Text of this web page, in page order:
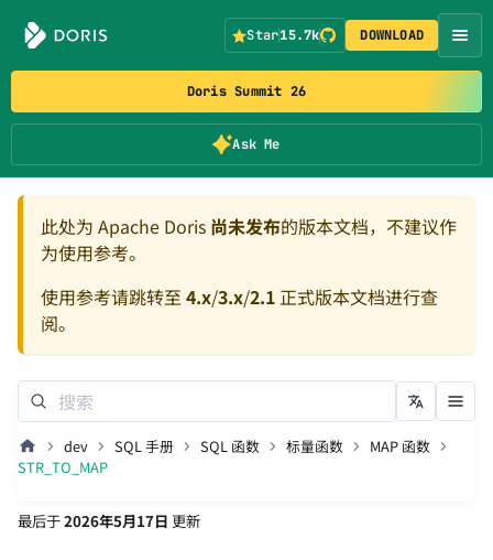
Doris Summit 26
Ask Me
Star15.7k DOWNLOAD
此处为 Apache Doris 尚未发布的版本文档，不建议作
为使用参考。
使用参考请跳转至 4.x/3.x/2.1正式版本文档进行查
阅。
dev SQL 手册 SQL 函数 标量函数
MAP 函数
STR_TO_MAP
最后于2026年5月17日 更新